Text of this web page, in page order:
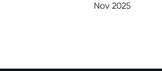
Nov 2025